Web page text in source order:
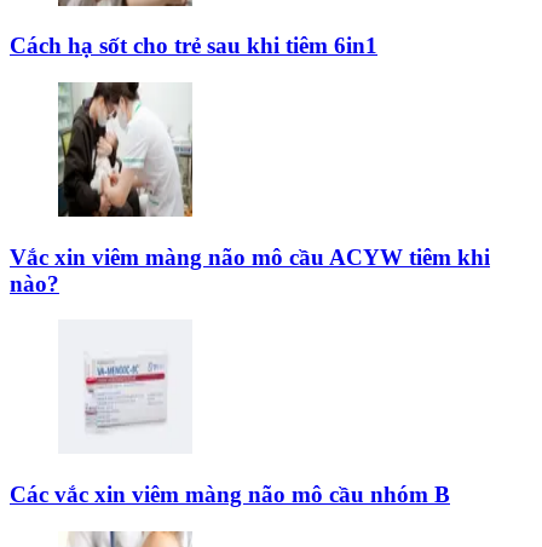
Cách hạ sốt cho trẻ sau khi tiêm 6in1
Vắc xin viêm màng não mô cầu ACYW tiêm khi
nào?
Các vắc xin viêm màng não mô cầu nhóm B